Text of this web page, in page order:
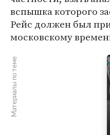
вспышка которого
Рейс должен был
московскому
Материалы по теме